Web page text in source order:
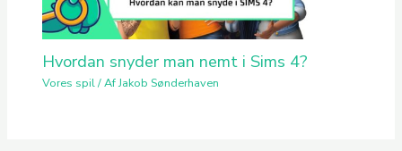
Hvordan snyder man nemt i Sims 4?
Vores spil/ AfJakob Sønderhaven